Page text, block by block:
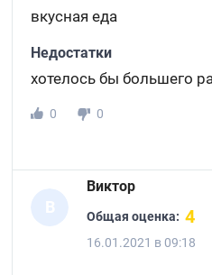
вкусная еда
Недостатки
хотелось бы большего
0
0
В
Виктор
Общая оценка: 4
16.01.2021 в 09:18